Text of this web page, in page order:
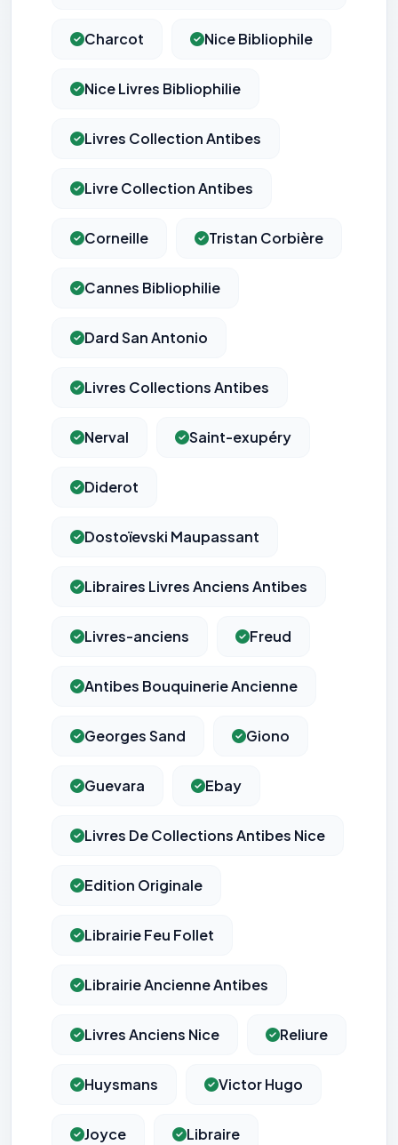
Charcot Nice Bibliophile
Nice Livres Bibliophilie
Livres Collection Antibes
Livre Collection Antibes
Corneille Tristan Corbière
Cannes Bibliophilie
Dard San Antonio
Livres Collections Antibes
Nerval Saint-exupéry
Diderot
Dostoïevski Maupassant
Libraires Livres Anciens Antibes
Livres-anciens Freud
Antibes Bouquinerie Ancienne
Georges Sand Giono
Guevara Ebay
Livres De Collections Antibes Nice
Edition Originale
Librairie Feu Follet
Librairie Ancienne Antibes
Livres Anciens Nice Reliure
Huysmans Victor Hugo
Joyce Libraire